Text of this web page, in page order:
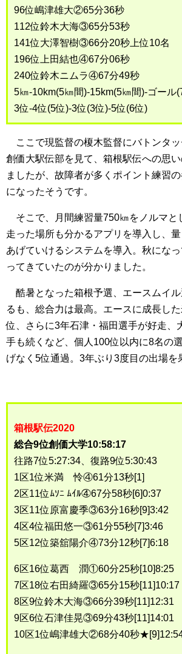
96位嶋津雄大②65分36秒
112位鈴木大海③65分53秒
141位大澤智樹③66分20秒上位10名
196位上田結也④67分06秒
240位鈴木ニムラ④67分49秒
5㎞-10km(5㎞間)-15km(5㎞間)-ゴール
3位-4位(5位)-3位(3位)-5位(6位)
ここで現監督の榎木監督にバトンタ
創価大駅伝部を見て、箱根駅伝への思
ましたが、故障者が多くポイント練習
になったそうです。
そこで、月間練習量750㎞をノルマと
走った場所も分かるアプリを導入し、
あげていけるシステムを導入。秋にな
ってきていたのが分かりました。
酷暑となった箱根予選、エースムイ
るも、総合力は最高。エースに成長し
位、さらに3年石津・福田選手が好走、
手も続くなど、個人100位以内に8名の
げなく5位通過。3年ぶり3度目の出場を
箱根駅伝2020
総合9位創価大学10:58:17
往路7位5:27:34、復路9位5:30:43
1区1位米満 怜④61分13秒[1]
2区11位ﾑｿﾆ ﾑｲﾙ④67分58秒[6]0:37
3区11位原富慶季③63分16秒[9]3:42
4区4位福田悠一③61分55秒[7]3:46
5区12位築舘陽介④73分12秒[7]6:18
6区16位葛西 潤①60分25秒[10]8:25
7区18位右田綺羅③65分15秒[11]10:17
8区9位鈴木大海③66分39秒[11]12:31
9区6位石津佳晃③69分43秒[11]14:01
10区1位嶋津雄大②68分40秒